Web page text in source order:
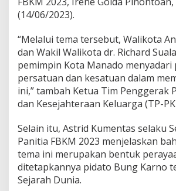
(14/06/2023).
“Melalui tema tersebut, Walikota
dan Wakil Walikota dr. Richard
pemimpin Kota Manado menyadari
persatuan dan kesatuan dalam
ini,” tambah Ketua Tim Penggerak
dan Kesejahteraan Keluarga (TP-
Selain itu, Astrid Kumentas selaku
Panitia FBKM 2023 menjelaskan
tema ini merupakan bentuk
ditetapkannya pidato Bung Karno
Sejarah Dunia.